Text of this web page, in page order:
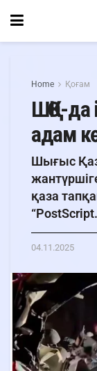
Home Қоғам
ШҚО-да
адам
Шығыс
қаза
04.11.2025